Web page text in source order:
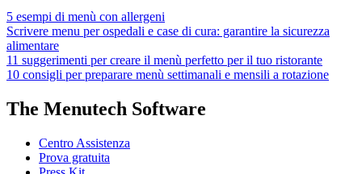
5 esempi di menù con allergeni
Scrivere menu per ospedali e case di cura: garantire la sicurezza
alimentare
11 suggerimenti per creare il menù perfetto per il tuo ristorante
10 consigli per preparare menù settimanali e mensili a rotazione
The Menutech Software
Centro Assistenza
Prova gratuita